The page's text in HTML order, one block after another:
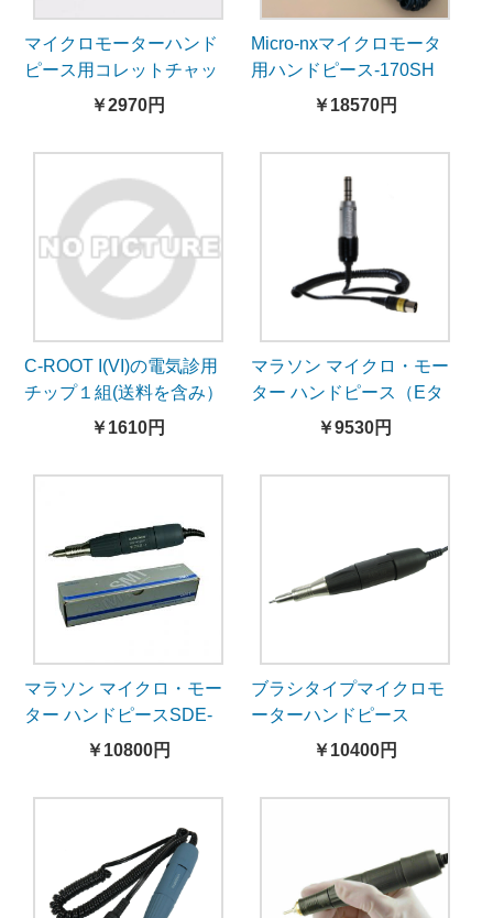
マイクロモーターハンド
ピース用コレットチャッ
￥2970円
Micro-nxマイクロモータ
用ハンドピース-170SH
￥18570円
C-ROOT I(VI)の電気診用
チップ１組(送料を含み）
￥1610円
マラソン マイクロ・モー
ター ハンドピース（Eタ
￥9530円
マラソン マイクロ・モー
ター ハンドピースSDE-
￥10800円
ブラシタイプマイクロモ
ーターハンドピース
AGD102￥10400円